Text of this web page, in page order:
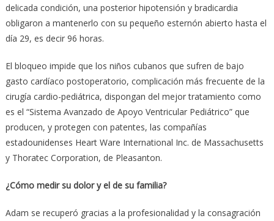
delicada condición, una posterior hipotensión y bradicardia
obligaron a mantenerlo con su pequeño esternón abierto hasta el
día 29, es decir 96 horas.
El bloqueo impide que los niños cubanos que sufren de bajo
gasto cardíaco postoperatorio, complicación más frecuente de la
cirugía cardio-pediátrica, dispongan del mejor tratamiento como
es el “Sistema Avanzado de Apoyo Ventricular Pediátrico” que
producen, y protegen con patentes, las compañías
estadounidenses Heart Ware International Inc. de Massachusetts
y Thoratec Corporation, de Pleasanton.
¿Cómo medir su dolor y el de su familia?
Adam se recuperó gracias a la profesionalidad y la consagración